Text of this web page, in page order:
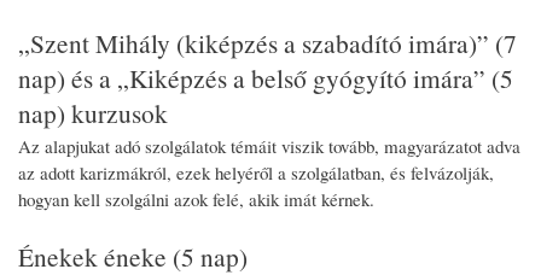
„Szent Mihály (kiképzés a szabadító imára)” (7
nap) és a „Kiképzés a belső gyógyító imára” (5
nap) kurzusok
Az alapjukat adó szolgálatok témáit viszik tovább, magyarázatot adva
az adott karizmákról, ezek helyéről a szolgálatban, és felvázolják,
hogyan kell szolgálni azok felé, akik imát kérnek.
Énekek éneke (5 nap)